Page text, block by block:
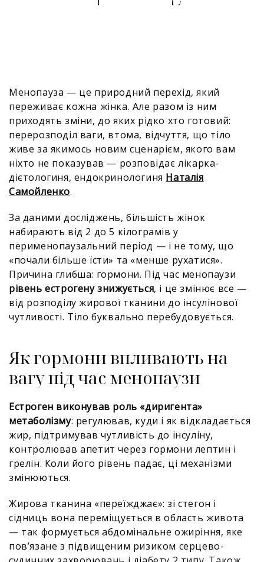
Менопауза — це природний перехід, який
переживає кожна жінка. Але разом із ним
приходять зміни, до яких рідко хто готовий:
перерозподіл ваги, втома, відчуття, що тіло
живе за якимось новим сценарієм, якого вам
ніхто не показував — розповідає лікарка-
дієтологиня, ендокринологиня Наталія
Самойленко.
За даними досліджень, більшість жінок
набирають від 2 до 5 кілограмів у
перименопаузальний період — і не тому, що
«почали більше їсти» та «менше рухатися».
Причина глибша: гормони. Під час менопаузи
рівень естрогену знижується, і це змінює все —
від розподілу жирової тканини до інсулінової
чутливості. Тіло буквально перебудовується.
Як гормони впливають на
вагу під час менопаузи
Естроген виконував роль «диригента»
метаболізму: регулював, куди і як відкладається
жир, підтримував чутливість до інсуліну,
контролював апетит через гормони лептин і
грелін. Коли його рівень падає, ці механізми
змінюються.
Жирова тканина «переїжджає»: зі стегон і
сідниць вона переміщується в область живота
— так формується абдомінальне ожиріння, яке
пов’язане з підвищеним ризиком серцево-